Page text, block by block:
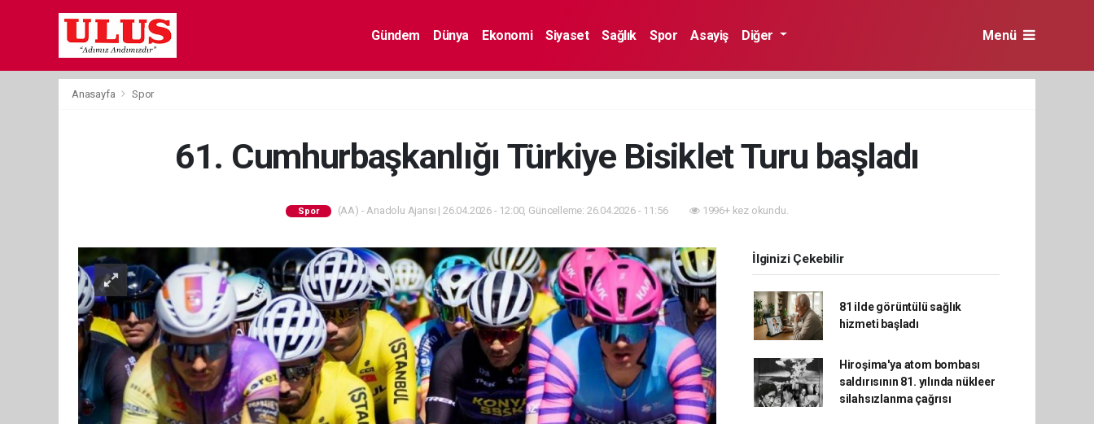
Gündem Dünya Ekonomi Siyaset Sağlık Spor Asayiş Diğer Menü
Anasayfa Spor
61. Cumhurbaşkanlığı Türkiye Bisiklet Turu başladı
Spor (AA) - Anadolu Ajansı | 26.04.2026 - 12:00, Güncelleme: 26.04.2026 - 11:56 1996+ kez okundu.
İlginizi Çekebilir
81 ilde görüntülü sağlık
hizmeti başladı
Hiroşima'ya atom bombası
saldırısının 81. yılında nükleer
silahsızlanma çağrısı